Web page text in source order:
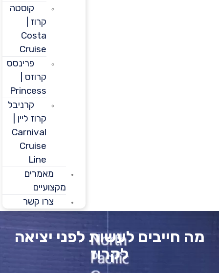
קוסטה
Costa
Cruise
פרינסס
קרוזס |
Princess
קרניבל
קרוז ליין |
Carnival
Cruise
מאמרים
מקצועיים
צרו קשר
חייבים לעשות לפני יציאה
לקרוז